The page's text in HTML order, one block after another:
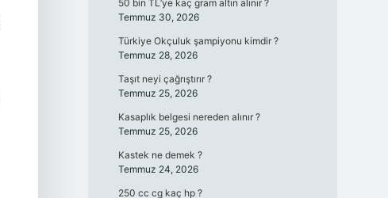
50 bin TL’ye kaç gram altın alınır ?
Temmuz 30, 2026
Türkiye Okçuluk şampiyonu kimdir ?
Temmuz 28, 2026
Taşıt neyi çağrıştırır ?
Temmuz 25, 2026
Kasaplık belgesi nereden alınır ?
Temmuz 25, 2026
Kastek ne demek ?
Temmuz 24, 2026
250 cc cg kaç hp ?